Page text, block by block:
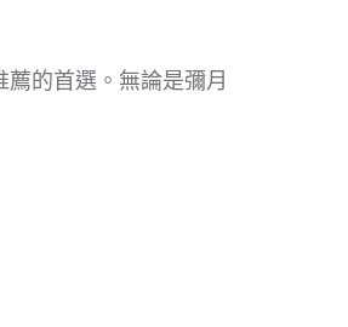
的首選。無論是彌月